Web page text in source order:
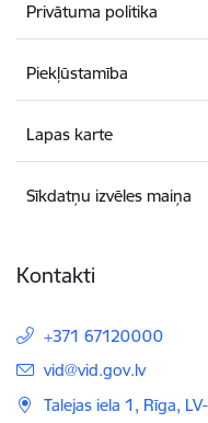
Privātuma politika
Piekļūstamība
Lapas karte
Sīkdatņu izvēles maiņa
Kontakti
+371 67120000
E-pasts:
vid@vid.gov.lv
Talejas iela 1, Rīga,